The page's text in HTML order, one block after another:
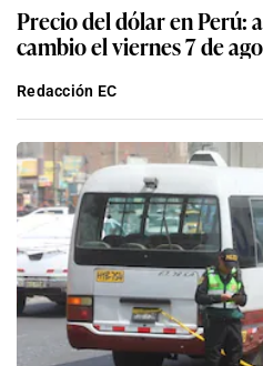
Precio del dólar en Perú:
cambio el viernes 7 de
Redacción EC